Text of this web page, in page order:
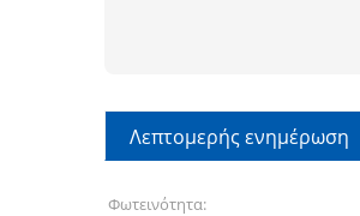
Λεπτομερής ενημέρωση
Φωτεινότητα: